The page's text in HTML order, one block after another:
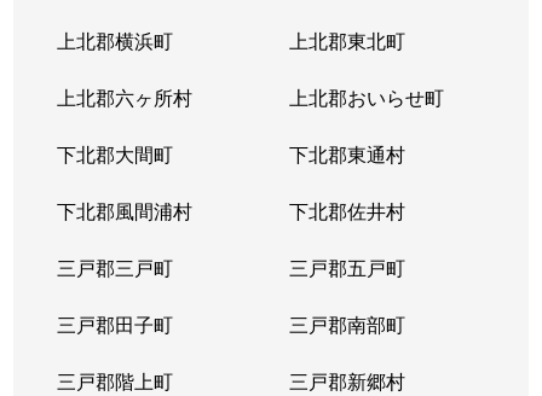
上北郡横浜町 上北郡東北町
上北郡六ヶ所村 上北郡おいらせ町
下北郡大間町 下北郡東通村
下北郡風間浦村 下北郡佐井村
三戸郡三戸町 三戸郡五戸町
三戸郡田子町 三戸郡南部町
三戸郡階上町 三戸郡新郷村